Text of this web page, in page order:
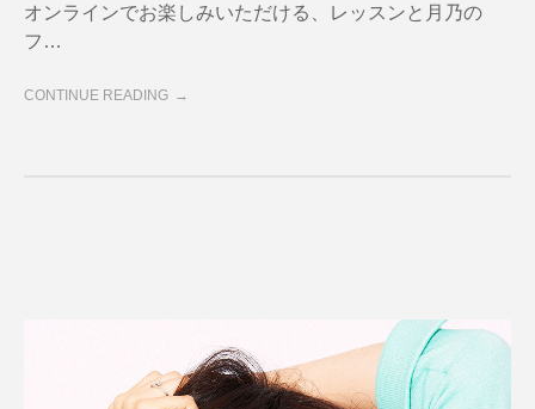
オンラインでお楽しみいただける、レッスンと月乃の
フ…
CONTINUE READING